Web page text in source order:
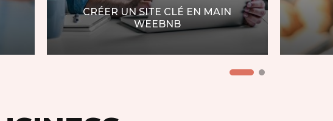
CRÉER UN SITE CLÉ EN MAIN
WEEBNB